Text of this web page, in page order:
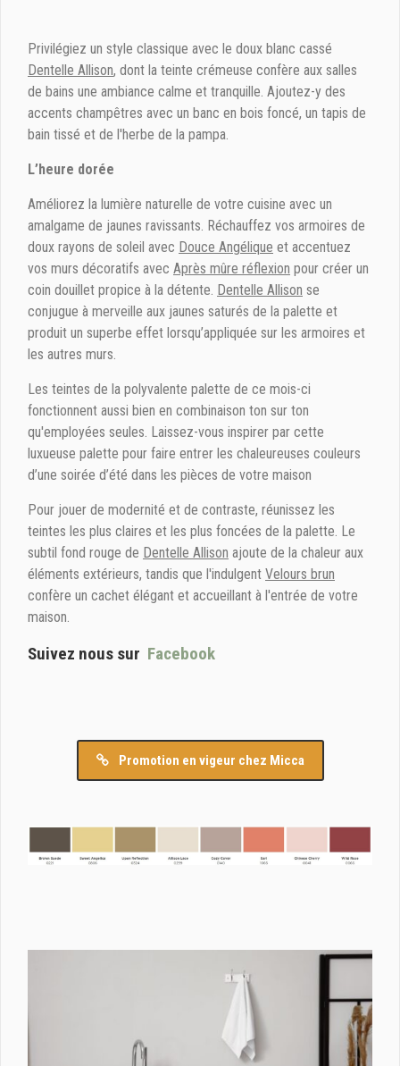
Privilégiez un style classique avec le doux blanc cassé
Dentelle Allison, dont la teinte crémeuse confère aux salles
de bains une ambiance calme et tranquille. Ajoutez-y des
accents champêtres avec un banc en bois foncé, un tapis de
bain tissé et de l'herbe de la pampa.
L’heure dorée
Améliorez la lumière naturelle de votre cuisine avec un
amalgame de jaunes ravissants. Réchauffez vos armoires de
doux rayons de soleil avec Douce Angélique et accentuez
vos murs décoratifs avec Après mûre réflexion pour créer un
coin douillet propice à la détente. Dentelle Allison se
conjugue à merveille aux jaunes saturés de la palette et
produit un superbe effet lorsqu’appliquée sur les armoires et
les autres murs.
Les teintes de la polyvalente palette de ce mois-ci
fonctionnent aussi bien en combinaison ton sur ton
qu'employées seules. Laissez-vous inspirer par cette
luxueuse palette pour faire entrer les chaleureuses couleurs
d’une soirée d’été dans les pièces de votre maison
Pour jouer de modernité et de contraste, réunissez les
teintes les plus claires et les plus foncées de la palette. Le
subtil fond rouge de Dentelle Allison ajoute de la chaleur aux
éléments extérieurs, tandis que l'indulgent Velours brun
confère un cachet élégant et accueillant à l'entrée de votre
maison.
Suivez nous sur Facebook
Promotion en vigeur chez Micca